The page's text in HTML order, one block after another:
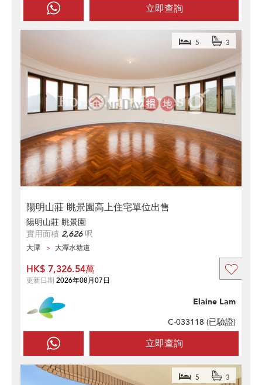
立即查詢
陽明山莊 眺景園高上住宅單位出售
5 3
陽明山莊 眺景園
實用面積 2,626呎
大潭 大潭水塘道
立即查詢
Elaine Lam
C-033118 (已驗證)
HK$ 7,326.54萬
更新日期 2026年08月07日
5 3